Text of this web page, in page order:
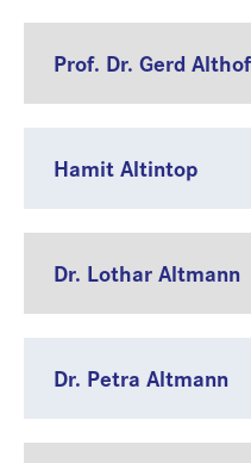
Prof. Dr. Gerd
Hamit Altintop
Dr. Lothar Altmann
Dr. Petra Altmann